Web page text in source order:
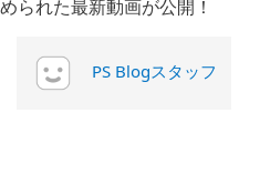
PS Blogスタッフ